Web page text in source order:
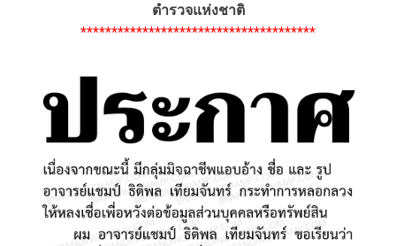
ตำรวจแห่งชาติ
**************************************